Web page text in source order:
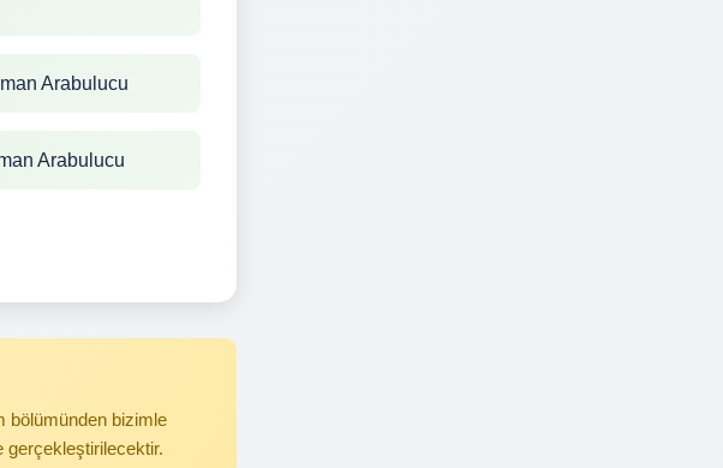
Arabulucu
Arabulucu
bölümünden bizimle
gerçekleştirilecektir.